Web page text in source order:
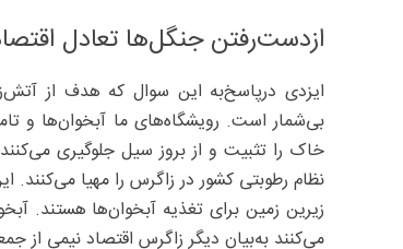
ازدست‌رفتن جنگل‌ها تعادل
ایزدی درپاسخ‌به این سوال که هدف از
بی‌شمار است. رویشگاه‌های ما آبخوان‌ها و
خاک را تثبیت و از بروز سیل جلوگیری
نظام رطوبتی کشور در زاگرس را مهیا
می‌کنند به‌بیان دیگر زاگرس اقتصاد نیمی از